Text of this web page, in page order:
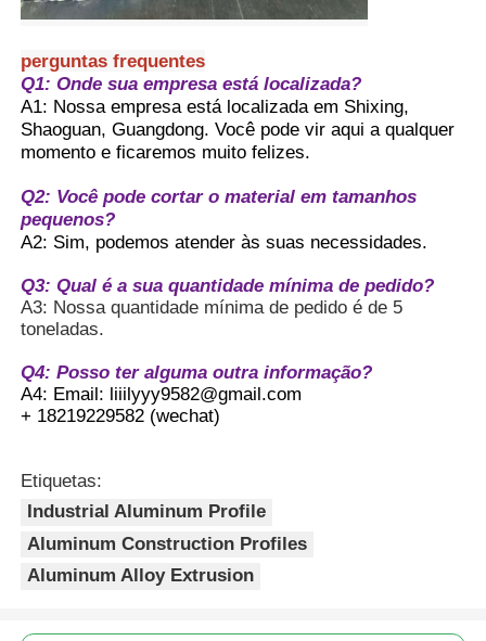
perguntas frequentes
Q1: Onde sua empresa está localizada?
A1: Nossa empresa está localizada em Shixing,
Shaoguan, Guangdong. Você pode vir aqui a qualquer
momento e ficaremos muito felizes.
Q2: Você pode cortar o material em tamanhos
pequenos?
A2: Sim, podemos atender às suas necessidades.
Q3: Qual é a sua quantidade mínima de pedido?
A3: Nossa quantidade mínima de pedido é de 5
toneladas.
Q4: Posso ter alguma outra informação?
A4: Email: liiilyyy9582@gmail.com
+ 18219229582 (wechat)
Etiquetas:
Industrial Aluminum Profile
Aluminum Construction Profiles
Aluminum Alloy Extrusion